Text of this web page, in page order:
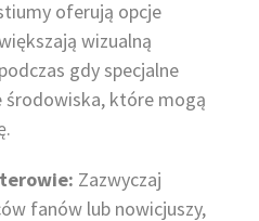
oferują opcje
wizualną
gdy specjalne
środowiska, które mogą
Zazwyczaj
fanów lub nowicjuszy,